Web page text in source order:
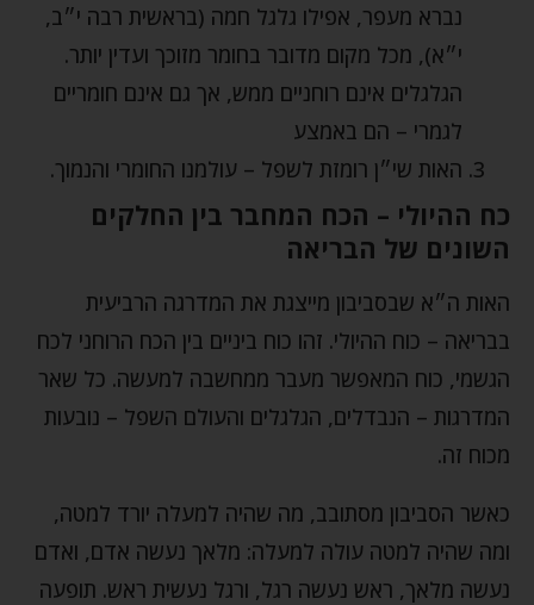
נברא מעפר, אפילו גלגל חמה (בראשית רבה י״ב,
י״א), מכל מקום מדובר בחומר מזוכך ועדין יותר.
הגלגלים אינם רוחניים ממש, אך גם אינם חומריים
לגמרי – הם באמצע
האות שי״ן רומזת לשפל – עולמנו החומרי והנמוך.
כח ההיולי – הכח המחבר בין החלקים
השונים של הבריאה
האות ה״א שבסביבון מייצגת את המדרגה הרביעית
בבריאה – כוח ההיולי. זהו כוח ביניים בין הכח הרוחני לכח
הגשמי, כוח המאפשר מעבר ממחשבה למעשה. כל שאר
המדרגות – הנבדלים, הגלגלים והעולם השפל – נובעות
מכוח זה.
כאשר הסביבון מסתובב, מה שהיה למעלה יורד למטה,
ומה שהיה למטה עולה למעלה: מלאך נעשה אדם, ואדם
נעשה מלאך, ראש נעשה רגל, ורגל נעשית ראש. תופעה